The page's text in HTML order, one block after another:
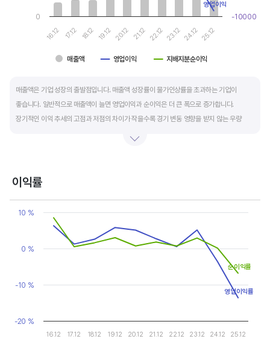
매출액 영업이익 지배지분순이익
16.12 17.12 18.12 19.12 20.12 21.12 22.12 23.12 24.12 25.12
0 -10000
영업이익
매출액은 기업 성장의 출발점입니다. 매출액 성장률이 물가인상률을 초과하는 기업이
좋습니다. 일반적으로 매출액이 늘면 영업이익과 순이익은 더 큰 폭으로 증가합니다.
장기적인 이익 추세의 고점과 저점의 차이가 작을수록 경기 변동 영향을 받지 않는 우량
매우 클뿐 아니라 수년간 매출액 감소가 이어지기도 합니다. 심할 경우 경기 변동에 따라
매출액, 영업이익, 순이익 모두 우상향 하는 기업은 주가도 꾸준히 상승합니다. 주가 상승의
출발점이 꾸준한 매출액 증가에서 시작한다는 점을 기억해야 합니다.
이익률
Chart
Line chart with 2 lines.
View as data table, Chart
The chart has 1 X axis displaying categories.
The chart has 1 Y axis displaying values. Data ranges from -
16.12 17.12 18.12 19.12 20.12 21.12 22.12 23.12 24.12 25.12
-20 %
-10 %
0 %
10 %
영업이익률
순이익률